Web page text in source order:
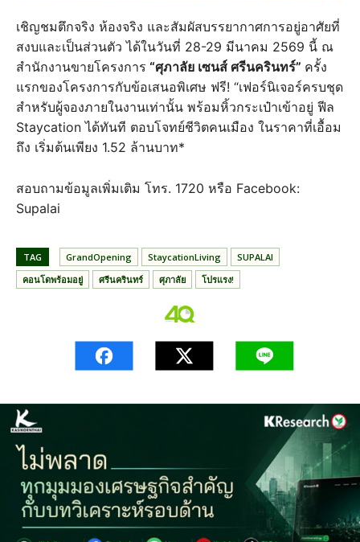
เชิญชมตึกจริง ห้องจริง และสัมผัสบรรยากาศการอยู่อาศัยที่
สงบและเป็นส่วนตัว ได้ในวันที่ 28-29 มีนาคม 2569 นี้ ณ
สำนักงานขายโครงการ “ศุภาลัย เซนส์ ศรีนครินทร์” ครั้ง
แรกของโครงการกับข้อเสนอพิเศษ ฟรี! “เฟอร์นิเจอร์ครบชุด
สำหรับผู้จองภายในงานเท่านั้น พร้อมหิ้วกระเป๋าเข้าอยู่ ฟีล
Staycation ได้ทันที ตอบโจทย์ชีวิตคนเมือง ในราคาที่เอื้อม
ถึง เริ่มต้นเพียง 1.52 ล้านบาท*
สอบถามข้อมูลเพิ่มเติม โทร. 1720 หรือ Facebook:
Supalai
TAG GrandOpening StaycationLiving
SUPALAI
คอนโดพร้อมอยู่
ศรีนครินทร์ ศุภาลัย โปรแรง!